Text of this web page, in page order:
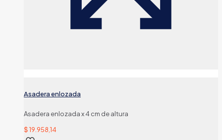
Asadera enlozada
Asadera enlozada x 4 cm de altura
$19.958,14